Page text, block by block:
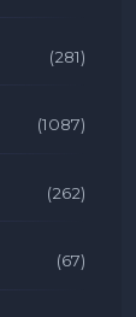
(281)
(1087)
(262)
(67)